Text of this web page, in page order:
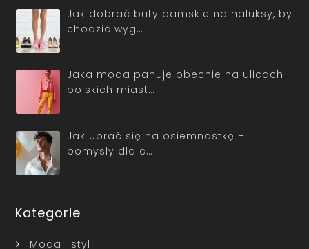
Jak dobrać buty damskie na haluksy, by
chodzić wyg…
Jaka moda panuje obecnie na ulicach
polskich miast…
Jak ubrać się na osiemnastkę –
pomysły dla c…
Kategorie
Moda i styl